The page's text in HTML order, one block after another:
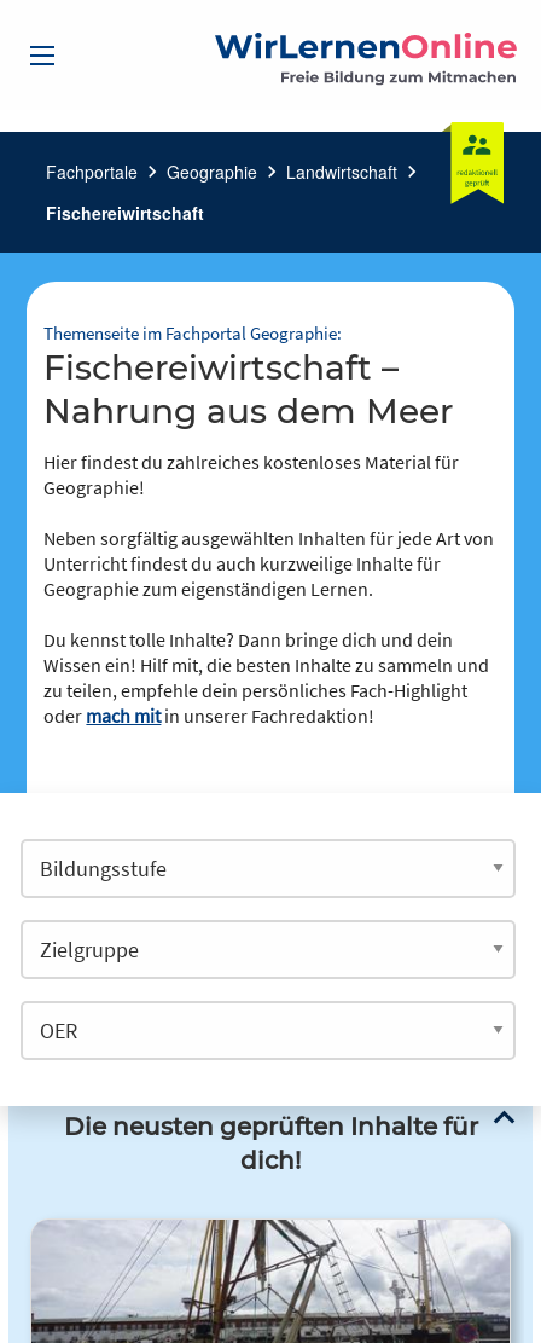
Fachportale chevron_right Geographie chevron_right Landwirtschaft chevron_right
Fischereiwirtschaft
Themenseite im Fachportal Geographie:
Fischereiwirtschaft –
Nahrung aus dem Meer
Hier findest du zahlreiches kostenloses Material für
Geographie!
Neben sorgfältig ausgewählten Inhalten für jede Art von
Unterricht findest du auch kurzweilige Inhalte für
Geographie zum eigenständigen Lernen.
Du kennst tolle Inhalte? Dann bringe dich und dein
Wissen ein! Hilf mit, die besten Inhalte zu sammeln und
zu teilen, empfehle dein persönliches Fach-Highlight
oder mach mitin unserer Fachredaktion!
Die neusten geprüften Inhalte für
dich!